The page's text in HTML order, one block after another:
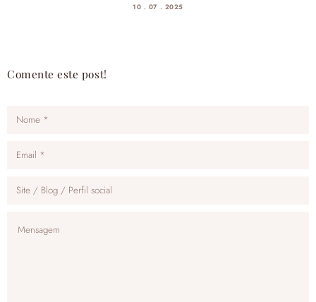
10 . 07 . 2025
Comente este post!